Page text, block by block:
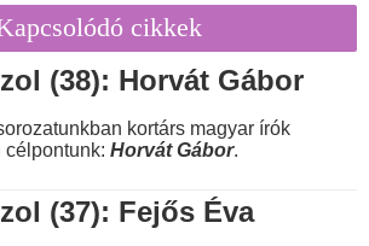
cikkek
(38): Horvát Gábor
kortárs magyar írók
Horvát Gábor.
(37): Fejős Éva